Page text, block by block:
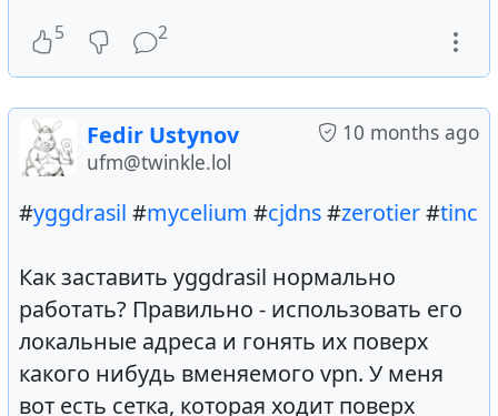
5 2
10 months ago
Fedir Ustynov
ufm@twinkle.lol
#yggdrasil #mycelium #cjdns#zerotier#tinc
Как заставить yggdrasil нормально
работать? Правильно - использовать его
локальные адреса и гонять их поверх
какого нибудь вменяемого vpn. У меня
вот есть сетка, которая ходит поверх